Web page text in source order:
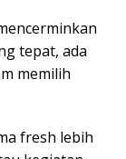
tepat, ada
memilih
fresh lebih